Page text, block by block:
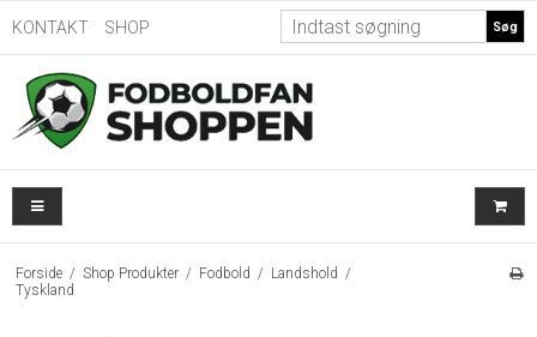
KONTAKT SHOP Søg
Forside / Shop Produkter / Fodbold / Landshold /
Tyskland